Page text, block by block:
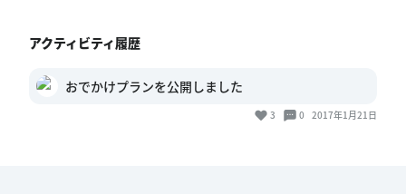
アクティビティ履歴
おでかけプランを公開しました
3 0 2017年1月21日